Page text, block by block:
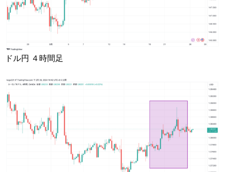
ドル円 ４時間足